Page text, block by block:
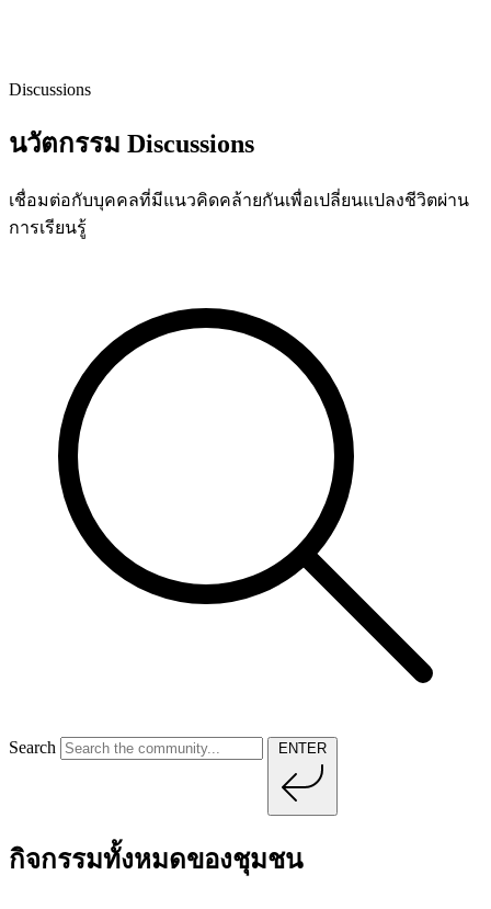
Discussions
นวัตกรรม Discussions
เชื่อมต่อกับบุคคลที่มีแนวคิดคล้ายกันเพื่อเปลี่ยนแปลงชีวิตผ่าน
การเรียนรู้
Search ENTER
กิจกรรมทั้งหมดของชุมชน